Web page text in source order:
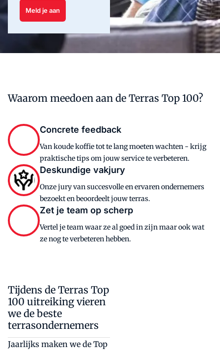
Meld je aan
Waarom meedoen aan de Terras Top 100?
Concrete feedback
Van koude koffie tot te lang moeten wachten - krijg
praktische tips om jouw service te verbeteren.
Deskundige vakjury
Onze jury van succesvolle en ervaren ondernemers
bezoekt en beoordeelt jouw terras.
Zet je team op scherp
Vertel je team waar ze al goed in zijn maar ook wat
ze nog te verbeteren hebben.
Tijdens de Terras Top
100 uitreiking vieren
we de beste
terrasondernemers
Jaarlijks maken we de Top